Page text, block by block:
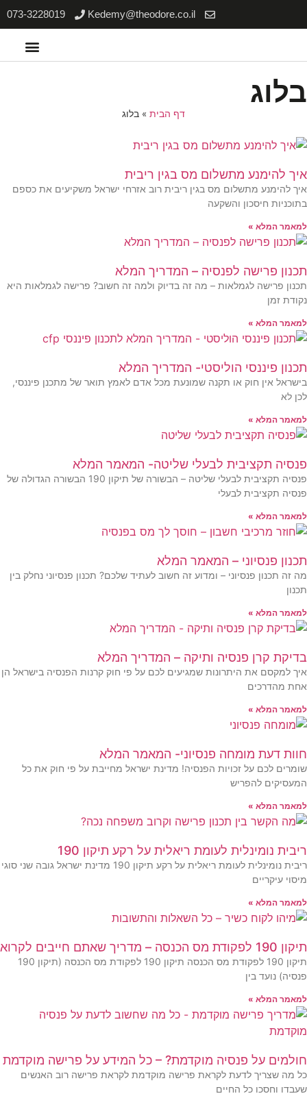
Kedemy@theodore.co.il
073-3228019
דף הבית» בלוג
להימנע מתשלום מס בגין ריבית
להימנע מתשלום מס בגין ריבית רוב אזרחי ישראל משקיעים את כספם
חיסכון והשקעה
המלא »
פרישה לפנסיה – המדריך המלא
פרישה לגמלאות – מה זה בדיוק ולמה זה חשוב? פרישה לגמלאות היא
זמן
המלא »
פיננסי הוליסטי- המדריך המלא
אין חוק או תקנה שמונעת מכל אדם לאמץ תואר של מתכנן פיננסי,
לא
המלא »
תקציבית לבעלי שליטה- המאמר המלא
פנסיה תקציבית לבעלי שליטה – הבשורה של תיקון 190 הבשורה הגדולה של
תקציבית לבעלי
המלא »
פנסיוני – המאמר המלא
זה תכנון פנסיוני – ומדוע זה חשוב לעתיד שלכם? תכנון פנסיוני נחלק בין
המלא »
קרן פנסיה ותיקה – המדריך המלא
למקסם את היתרונות שמגיעים לכם על פי חוק קרנות הפנסיה בישראל הן
מהדרכים
המלא »
דעת מומחה פנסיוני- המאמר המלא
לכם על זכויות הפנסיה! מדינת ישראל מחייבת על פי חוק את כל
להפריש
המלא »
נומינלית לעומת ריאלית על רקע תיקון 190
ריבית נומינלית לעומת ריאלית על רקע תיקון 190 מדינת ישראל גובה שני סוגי
עיקריים
המלא »
מס הכנסה – מדריך שאתם חייבים לקרוא
תיקון 190 לפקודת מס הכנסה תיקון 190 לפקודת מס הכנסה (תיקון 190
נועד בין
המלא »
על פנסיה מוקדמת? – כל המידע על פרישה מוקדמת
מה שצריך לדעת לקראת פרישה מוקדמת לקראת פרישה רוב האנשים
וחסכו כל החיים